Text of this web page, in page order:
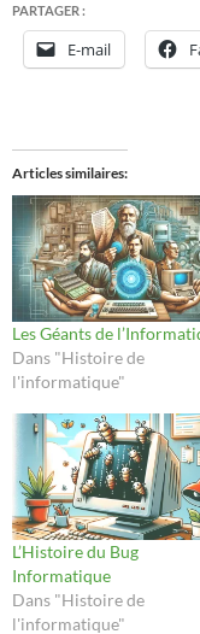
PARTAGER :
E-mail
Articles similaires
Les Géants de
Dans "Histoire de
l'informatique"
L’Histoire du Bug
Informatique
Dans "Histoire de
l'informatique"